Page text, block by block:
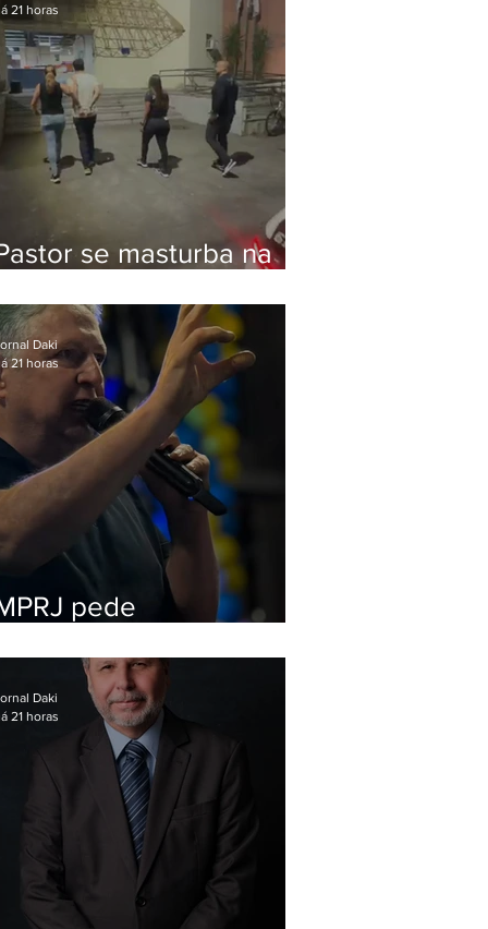
se masturba na
na Zona Oeste
21 horas
pede
Daki
21 horas
Daki
21 horas